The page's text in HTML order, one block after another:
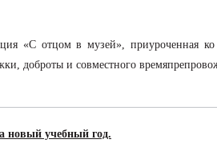
«С отцом в музей», приуроченная
доброты и совместного
новый учебный год.